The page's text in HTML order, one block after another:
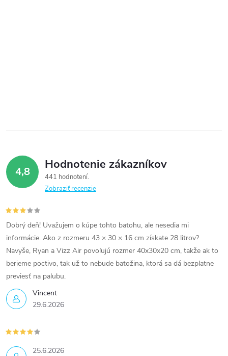
4,8 Hodnotenie zákazníkov
441 hodnotení
Zobraziť recenzie
Vincent
29.6.2026
Dobrý deň! Uvažujem o kúpe tohto batohu, ale nesedia mi
informácie. Ako z rozmeru 43 × 30 × 16 cm získate 28 litrov?
Navyše, Ryan a Vizz Air povoľujú rozmer 40x30x20 cm, takže ak to
berieme poctivo, tak už to nebude batožina, ktorá sa dá bezplatne
previesť na palubu.
25.6.2026